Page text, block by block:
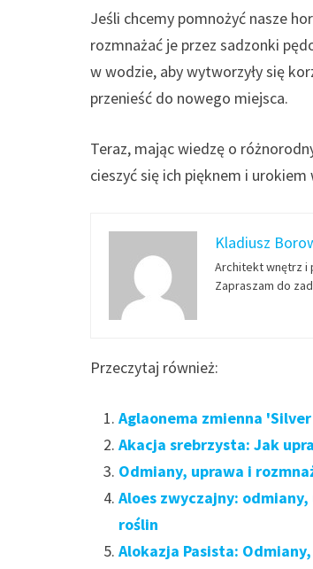
Jeśli chcemy pomnożyć nasze
rozmnażać je przez sadzonki
w wodzie, aby wytworzyły się
przenieść do nowego miejsca.
Teraz, mając wiedzę o
cieszyć się ich pięknem i
Kladiusz
Architekt wnętrz i
Zapraszam do
Przeczytaj również:
Aglaonema zmienna
Akacja srebrzysta: Jak
Odmiany, uprawa i
Aloes zwyczajny:
roślin
Alokazja Pasista: